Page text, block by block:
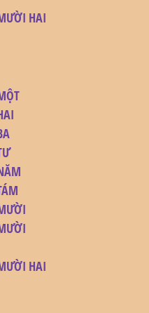
HAI
HAI